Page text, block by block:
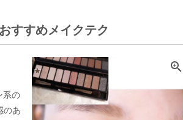
すすめメイクテク

系の
のあ